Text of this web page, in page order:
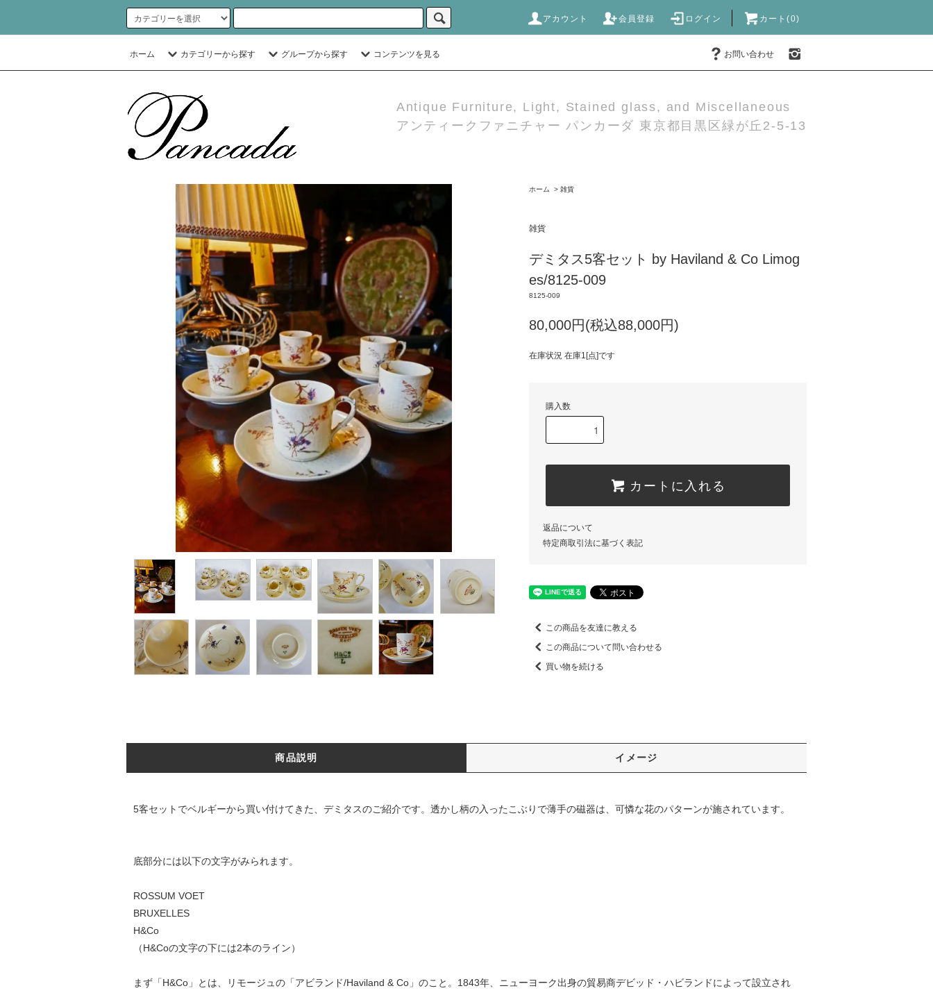
アカウント 会員登録 ログイン カート(0)
ホーム カテゴリーから探す グループから探す コンテンツを見る お問い合わせ
Antique Furniture, Light, Stained glass, and Miscellaneous
アンティークファニチャー パンカーダ 東京都目黒区緑が丘2-5-13
ホーム > 雑貨
雑貨
デミタス5客セット by Haviland & Co Limog
es/8125-009
8125-009
80,000円(税込88,000円)
在庫状況 在庫1[点]です
購入数
カートに入れる
返品について
特定商取引法に基づく表記
この商品を友達に教える
この商品について問い合わせる
買い物を続ける
商品説明 イメージ
5客セットでベルギーから買い付けてきた、デミタスのご紹介です。透かし柄の入ったこぶりで薄手の磁器は、可憐な花のパターンが施されています。
底部分には以下の文字がみられます。
ROSSUM VOET
BRUXELLES
H&Co
（H&Coの文字の下には2本のライン）
まず「H&Co」とは、リモージュの「アビランド/Haviland & Co」のこと。1843年、ニューヨーク出身の貿易商デビッド・ハビランドによって設立され